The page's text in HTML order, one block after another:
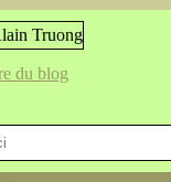
du blog